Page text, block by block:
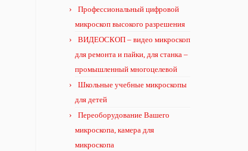
Профессиональный цифровой
микроскоп высокого разрешения
ВИДЕОСКОП – видео микроскоп
для ремонта и пайки, для станка –
промышленный многоцелевой
Школьные учебные микроскопы
для детей
Переоборудование Вашего
микроскопа, камера для
микроскопа